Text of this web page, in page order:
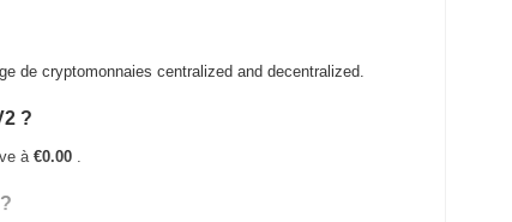
de cryptomonnaies centralized and decentralized.
?
à €0.00 .